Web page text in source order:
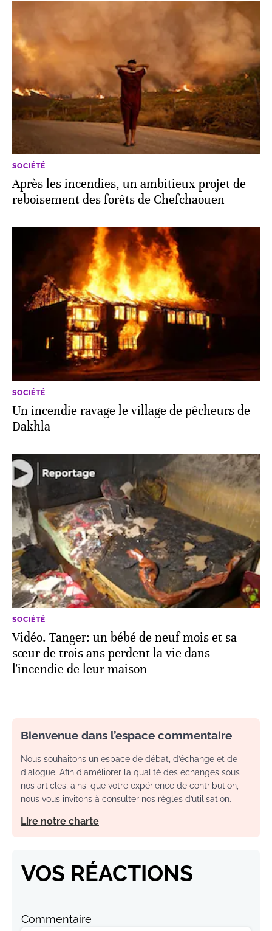
SOCIÉTÉ
Après les incendies, un ambitieux projet de
reboisement des forêts de Chefchaouen
SOCIÉTÉ
Un incendie ravage le village de pêcheurs de
Dakhla
SOCIÉTÉ
Vidéo. Tanger: un bébé de neuf mois et sa
sœur de trois ans perdent la vie dans
l'incendie de leur maison
Bienvenue dans l’espace commentaire
Nous souhaitons un espace de débat, d’échange et de
dialogue. Afin d'améliorer la qualité des échanges sous
nos articles, ainsi que votre expérience de contribution,
nous vous invitons à consulter nos règles d’utilisation.
Lire notre charte
VOS RÉACTIONS
Commentaire